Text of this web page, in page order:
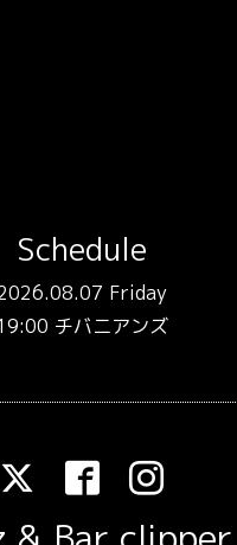
Schedule
Friday
チバニアンズ